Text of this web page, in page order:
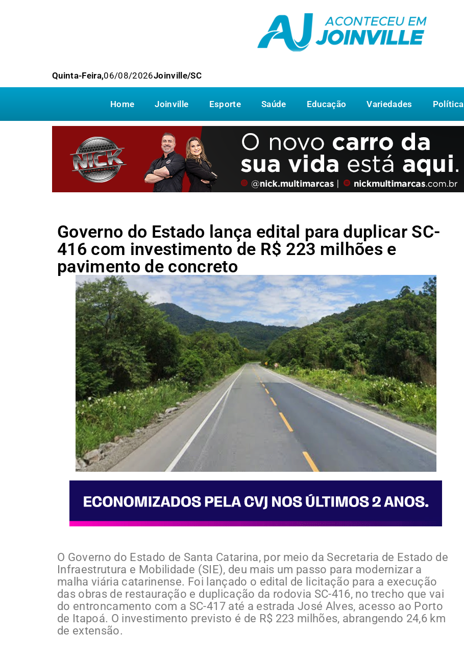
Quinta-Feira,06/08/2026Joinville/SC
Home Joinville Esporte Saúde Educação Variedades Política
Governo do Estado lança edital para duplicar SC-
416 com investimento de R$ 223 milhões e
pavimento de concreto
O Governo do Estado de Santa Catarina, por meio da Secretaria de Estado de
Infraestrutura e Mobilidade (SIE), deu mais um passo para modernizar a
malha viária catarinense. Foi lançado o edital de licitação para a execução
das obras de restauração e duplicação da rodovia SC-416, no trecho que vai
do entroncamento com a SC-417 até a estrada José Alves, acesso ao Porto
de Itapoá. O investimento previsto é de R$ 223 milhões, abrangendo 24,6 km
de extensão.